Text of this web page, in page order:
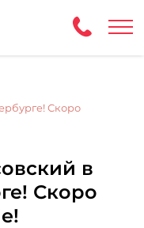
Скоро
в
Скоро